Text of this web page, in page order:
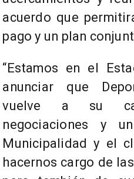
acuerdo que
pago y un plan
“Estamos en el
anunciar que
vuelve a su
negociaciones y
Municipalidad y el
hacernos cargo de las